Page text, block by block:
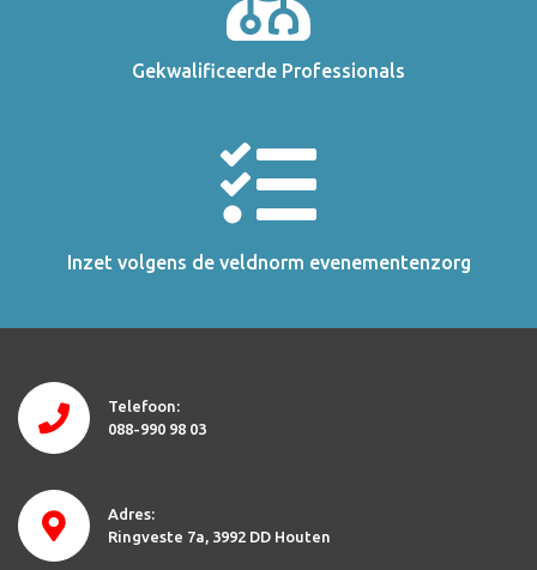
Gekwalificeerde Professionals
Inzet volgens de veldnorm evenementenzorg
Telefoon:
088-990 98 03
Adres:
Ringveste 7a 3992 DD Houten